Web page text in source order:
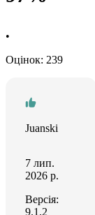
•
Оцінок: 239
Juanski
7 лип.
2026 р.
Версія:
9.1.2